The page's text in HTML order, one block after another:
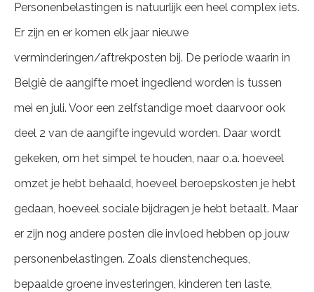
Personenbelastingen is natuurlijk een heel complex iets.
Er zijn en er komen elk jaar nieuwe
verminderingen/aftrekposten bij. De periode waarin in
België de aangifte moet ingediend worden is tussen
mei en juli. Voor een zelfstandige moet daarvoor ook
deel 2 van de aangifte ingevuld worden. Daar wordt
gekeken, om het simpel te houden, naar o.a. hoeveel
omzet je hebt behaald, hoeveel beroepskosten je hebt
gedaan, hoeveel sociale bijdragen je hebt betaalt. Maar
er zijn nog andere posten die invloed hebben op jouw
personenbelastingen. Zoals dienstencheques,
bepaalde groene investeringen, kinderen ten laste,